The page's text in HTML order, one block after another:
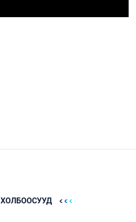
ХОЛБООСУУД